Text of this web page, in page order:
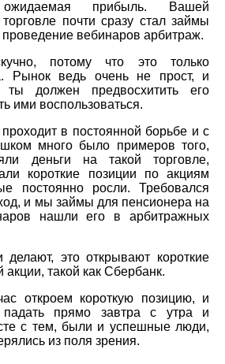
прибыль. Вашей
почти сразу стал займы
вебинаров арбитраж.
потому что это только
Рынок ведь очень не прост, и
ты должен предвосхитить его
ими воспользоваться.
в постоянной борьбе и с
много было примеров того,
деньги на такой торговле,
короткие позиции по акциям
постоянно росли. Требовался
и мы займы для пенсионера на
нашли его в арбитражных
это открывают короткие
акции, такой как Сбербанк.
откроем короткую позицию, и
падать прямо завтра с утра и
с тем, были и успешные люди,
из поля зрения.